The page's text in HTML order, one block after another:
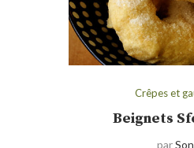
Crêpes et
Beignets
par